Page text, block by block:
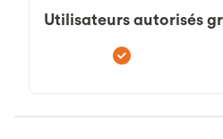
Utilisateurs autorisés